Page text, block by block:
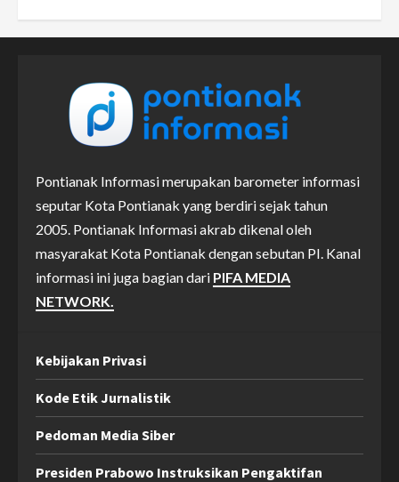
Pontianak Informasi merupakan barometer informasi
seputar Kota Pontianak yang berdiri sejak tahun
2005. Pontianak Informasi akrab dikenal oleh
masyarakat Kota Pontianak dengan sebutan PI. Kanal
informasi ini juga bagian dari PIFA MEDIA
NETWORK.
Kebijakan Privasi
Kode Etik Jurnalistik
Pedoman Media Siber
Presiden Prabowo Instruksikan Pengaktifan